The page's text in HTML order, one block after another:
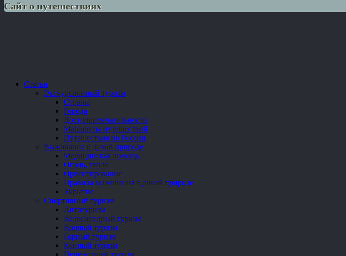
Сайт о путешествиях
Статьи
Экскурсионный туризм
Страны
Города
Достопримечательности
Маршруты путешествий
Путешествия по России
Выживание в дикой природе
Медицинская помощь
Огонь, тепло
Ориентирование
Правила выживания в дикой природе
Укрытие
Спортивный туризм
Автотуризм
Велосипедный туризм
Водный туризм
Горный туризм
Конный туризм
Пешеходный туризм